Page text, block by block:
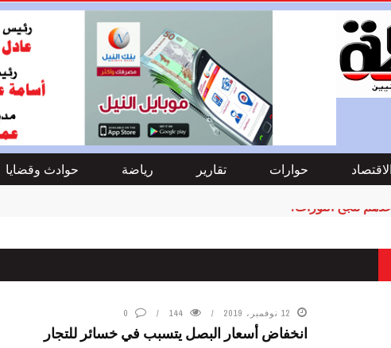
الاقتصاد حوارات تقارير رياضة حوادث وقضايا
تنجح الثورات!
12 نوفمبر، 2019 144
0
انخفاض أسعار البصل يتسبب في خسائر للتجار